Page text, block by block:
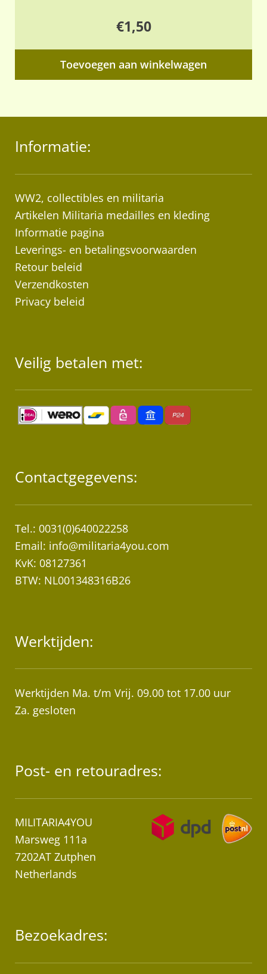
€1,50
Toevoegen aan winkelwagen
Informatie:
WW2, collectibles en militaria
Artikelen Militaria medailles en kleding
Informatie pagina
Leverings- en betalingsvoorwaarden
Retour beleid
Verzendkosten
Privacy beleid
Veilig betalen met:
Contactgegevens:
Tel.: 0031(0)640022258
Email: info@militaria4you.com
KvK: 08127361
BTW: NL001348316B26
Werktijden:
Werktijden Ma. t/m Vrij. 09.00 tot 17.00 uur
Za. gesloten
Post- en retouradres:
MILITARIA4YOU
Marsweg 111a
7202AT Zutphen
Netherlands
Bezoekadres: